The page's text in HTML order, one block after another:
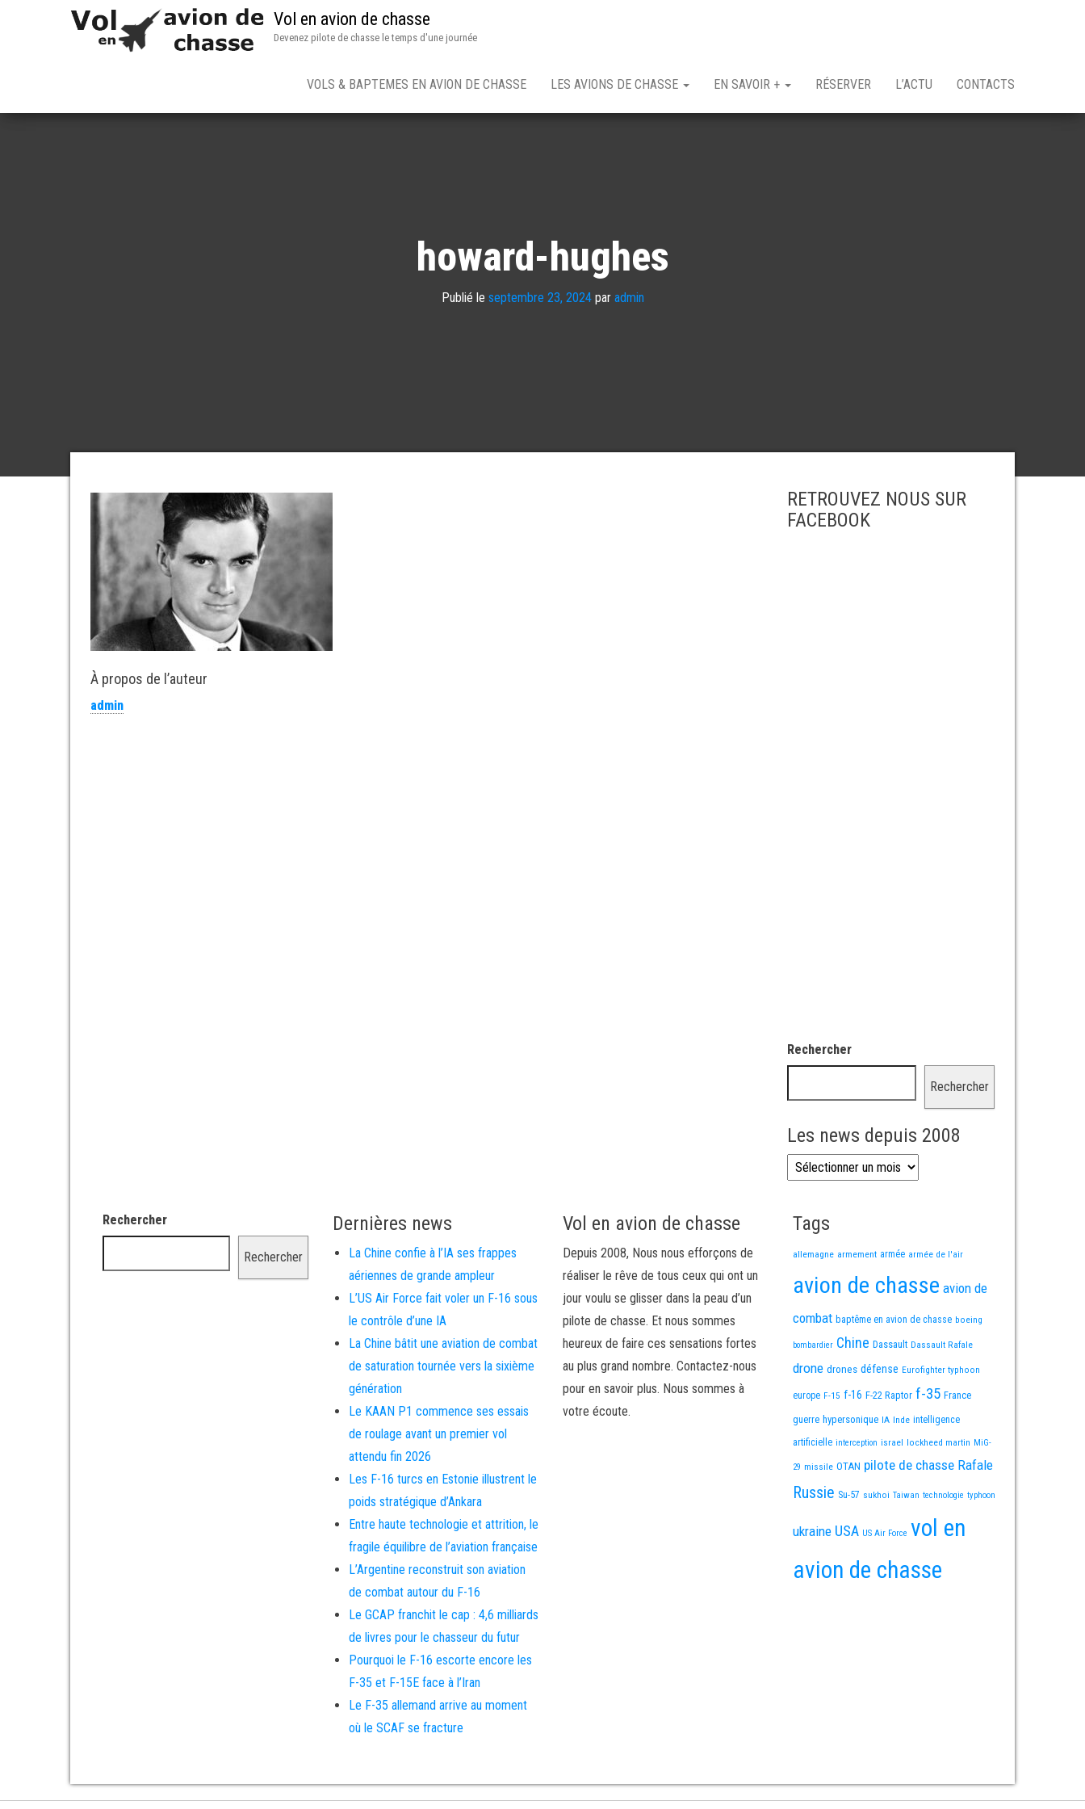
Vol en avion de chasse
Devenez pilote de chasse le temps d'une journée
VOLS & BAPTEMES EN AVION DE CHASSE LES AVIONS DE CHASSE EN SAVOIR + RÉSERVER L’ACTU CONTACTS
howard-hughes
Publié le septembre 23, 2024par admin
À propos de l’auteur
admin
RETROUVEZ NOUS SUR
FACEBOOK
Rechercher
Rechercher
Les news depuis 2008
Les news depuis 2008
Rechercher
Rechercher
Dernières news
La Chine confie à l’IA ses frappes
aériennes de grande ampleur
L’US Air Force fait voler un F-16 sous
le contrôle d’une IA
La Chine bâtit une aviation de combat
de saturation tournée vers la sixième
génération
Le KAAN P1 commence ses essais
de roulage avant un premier vol
attendu fin 2026
Les F-16 turcs en Estonie illustrent le
poids stratégique d’Ankara
Entre haute technologie et attrition, le
fragile équilibre de l’aviation française
L’Argentine reconstruit son aviation
de combat autour du F-16
Le GCAP franchit le cap : 4,6 milliards
de livres pour le chasseur du futur
Pourquoi le F-16 escorte encore les
F-35 et F-15E face à l’Iran
Le F-35 allemand arrive au moment
où le SCAF se fracture
Vol en avion de chasse
Depuis 2008, Nous nous efforçons de
réaliser le rêve de tous ceux qui ont un
jour voulu se glisser dans la peau d’un
pilote de chasse. Et nous sommes
heureux de faire ces sensations fortes
au plus grand nombre. Contactez-nous
pour en savoir plus. Nous sommes à
votre écoute.
Tags
allemagne armement armée armée de l'air
avion de chasse avion de
combat baptême en avion de chasse boeing
bombardier Chine Dassault Dassault Rafale
drone drones défense Eurofighter typhoon
europe F-15 f-16 F-22 Raptor f-35 France
guerre hypersonique IA Inde intelligence
artificielle interception israel lockheed martin MiG-
29 missile OTAN pilote de chasse Rafale
Russie Su-57 sukhoi Taiwan technologie typhoon
ukraine USA US Air Force vol en
avion de chasse